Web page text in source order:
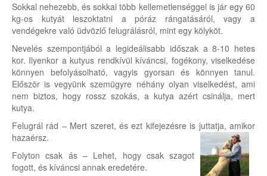
Sokkal nehezebb, és sokkal több kellemetlenséggel is jár egy 60
kg-os kutyát leszoktatni a póráz rángatásáról, vagy a
vendégekre való üdvözlő felugrálásról, mint egy kölyköt.
Nevelés szempontjából a legideálisabb időszak a 8-10 hetes
kor. Ilyenkor a kutyus rendkívül kíváncsi, fogékony, viselkedése
könnyen befolyásolható, vagyis gyorsan és könnyen tanul.
Először is vegyünk szemügyre néhány olyan viselkedést, ami
nem biztos, hogy rossz szokás, a kutya azért csinálja, mert
kutya.
Felugrál rád – Mert szeret, és ezt kifejezésre is juttatja, amikor
hazaérsz.
Folyton csak ás – Lehet, hogy csak szagot
fogott, és kíváncsi annak eredetére.